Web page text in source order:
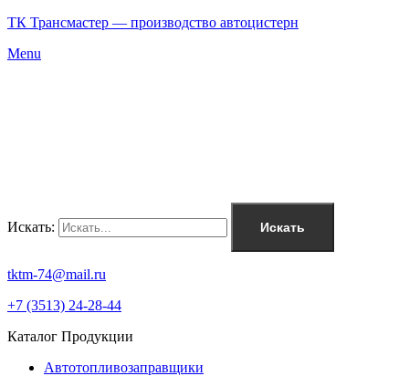
ТК Трансмастер — производство автоцистерн
Menu
Искать: Искать
tktm-74@mail.ru
+7 (3513) 24-28-44
Каталог Продукции
Автотопливозаправщики